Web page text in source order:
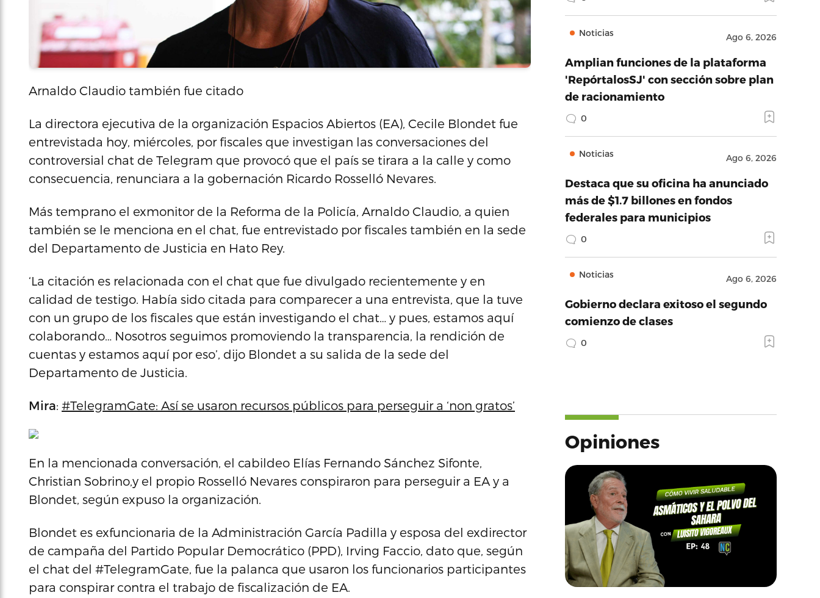
Arnaldo Claudio también fue citado
La directora ejecutiva de la organización Espacios Abiertos (EA), Cecile Blondet fue
entrevistada hoy, miércoles, por fiscales que investigan las conversaciones del
controversial chat de Telegram que provocó que el país se tirara a la calle y como
consecuencia, renunciara a la gobernación Ricardo Rosselló Nevares.
Más temprano el exmonitor de la Reforma de la Policía, Arnaldo Claudio, a quien
también se le menciona en el chat, fue entrevistado por fiscales también en la sede
del Departamento de Justicia en Hato Rey.
‘La citación es relacionada con el chat que fue divulgado recientemente y en
calidad de testigo. Había sido citada para comparecer a una entrevista, que la tuve
con un grupo de los fiscales que están investigando el chat… y pues, estamos aquí
colaborando… Nosotros seguimos promoviendo la transparencia, la rendición de
cuentas y estamos aquí por eso’, dijo Blondet a su salida de la sede del
Departamento de Justicia.
Mira: #TelegramGate: Así se usaron recursos públicos para perseguir a ‘non gratos’
En la mencionada conversación, el cabildeo Elías Fernando Sánchez Sifonte,
Christian Sobrino,y el propio Rosselló Nevares conspiraron para perseguir a EA y a
Blondet, según expuso la organización.
Blondet es exfuncionaria de la Administración García Padilla y esposa del exdirector
de campaña del Partido Popular Democrático (PPD), Irving Faccio, dato que, según
el chat del #TelegramGate, fue la palanca que usaron los funcionarios participantes
para conspirar contra el trabajo de fiscalización de EA.
Noticias Ago 6, 2026
Amplian funciones de la plataforma
'RepórtalosSJ' con sección sobre plan
de racionamiento
0
Noticias Ago 6, 2026
Destaca que su oficina ha anunciado
más de $1.7 billones en fondos
federales para municipios
0
Noticias Ago 6, 2026
Gobierno declara exitoso el segundo
comienzo de clases
0
Opiniones